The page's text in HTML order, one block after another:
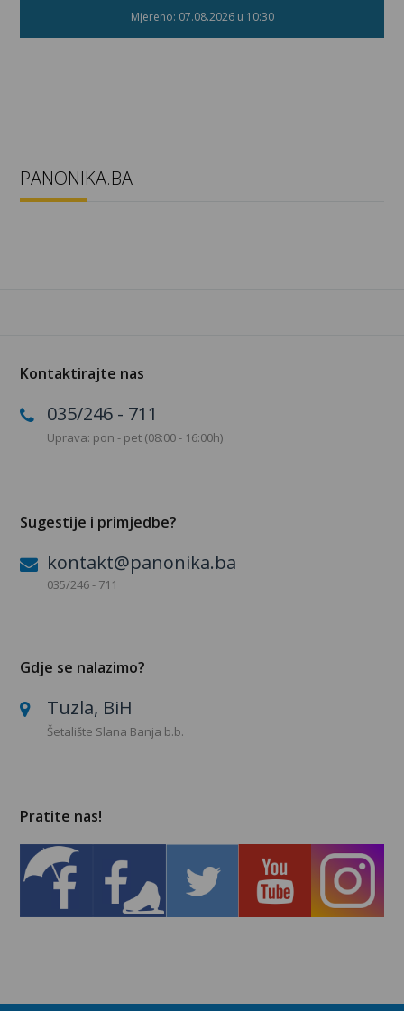
Mjereno: 07.08.2026 u 10:30
PANONIKA.BA
Kontaktirajte nas
035/246 - 711
Uprava: pon - pet (08:00 - 16:00h)
Sugestije i primjedbe?
kontakt@panonika.ba
035/246 - 711
Gdje se nalazimo?
Tuzla, BiH
Šetalište Slana Banja b.b.
Pratite nas!